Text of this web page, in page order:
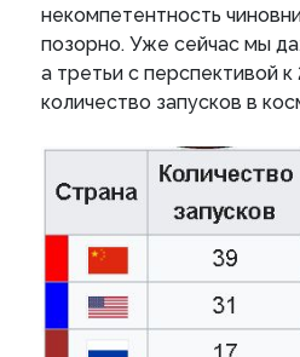
некомпетентность
позорно. Уже сейчас мы
а третьи с перспективой
количество запусков в